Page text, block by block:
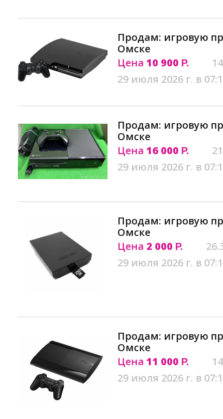
Продам: игровую
Омске
Цена 10 900 Р.
29 июля 2026 г. в
Продам: игровую
Омске
Цена 16 000 Р.
29 июля 2026 г. в
Продам: игровую
Омске
Цена 2 000 Р.
29 июля 2026 г. в
Продам: игровую
Омске
Цена 11 000 Р.
29 июля 2026 г. в